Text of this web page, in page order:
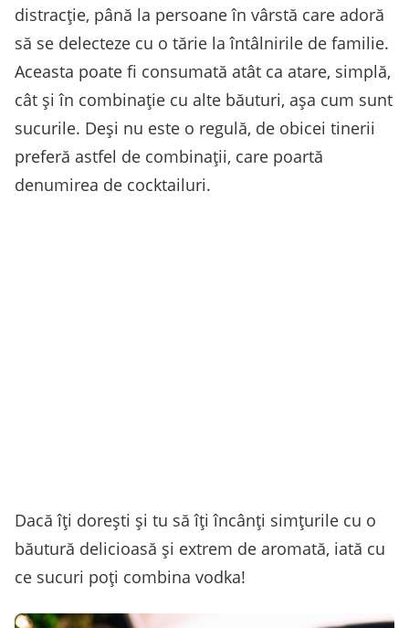
distracție, până la persoane în vârstă care adoră
să se delecteze cu o tărie la întâlnirile de familie.
Aceasta poate fi consumată atât ca atare, simplă,
cât și în combinație cu alte băuturi, așa cum sunt
sucurile. Deși nu este o regulă, de obicei tinerii
preferă astfel de combinații, care poartă
denumirea de cocktailuri.
Dacă îți dorești și tu să îți încânți simțurile cu o
băutură delicioasă și extrem de aromată, iată cu
ce sucuri poți combina vodka!